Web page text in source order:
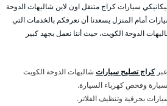
سيارات كراج متنقل اون لاين شاليهات الدوحة
أمام المنزل يسعدنا أن نعرفكم بالخدمات التي
الدوحة الكويت، حيث أننا نعمل بجهد كبير
عبركراج تصليح سيارات شاليهات الدوحة الكويت
وفحص كهرباء السيارة.
بحرفية وتنظيف الفلاتر.